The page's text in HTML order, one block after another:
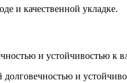
и качественной укладке.
и устойчивостью к
и